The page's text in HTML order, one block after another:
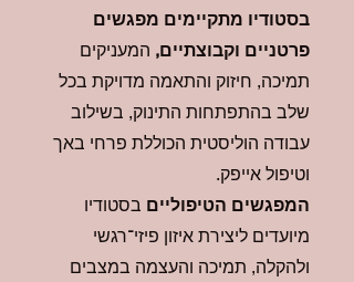
בסטודיו מתקיימים מפגשים
פרטניים וקבוצתיים, המעניקים
תמיכה, חיזוק והתאמה מדויקת בכל
שלב בהתפתחות התינוק, בשילוב
עבודה הוליסטית הכוללת פרחי באך
וטיפול אייפק.
המפגשים הטיפוליים בסטודיו
מיועדים ליצירת איזון פיזי־רגשי
ולהקלה, תמיכה והעצמה במצבים